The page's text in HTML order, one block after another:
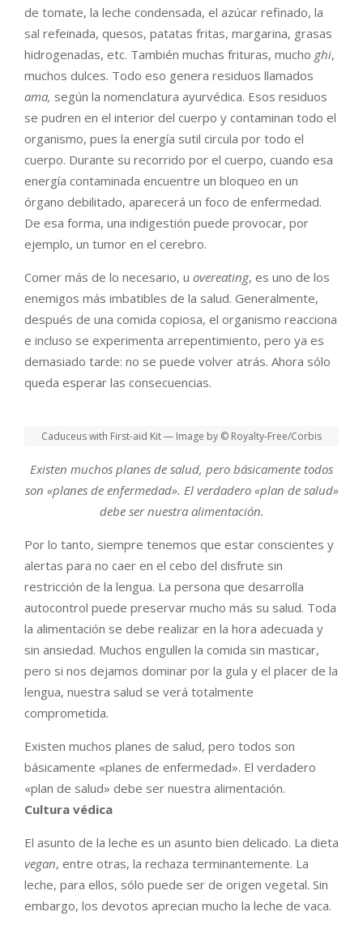
de tomate, la leche condensada, el azúcar refinado, la
sal refeinada, quesos, patatas fritas, margarina, grasas
hidrogenadas, etc. También muchas frituras, mucho ghi,
muchos dulces. Todo eso genera residuos llamados
ama, según la nomenclatura ayurvédica. Esos residuos
se pudren en el interior del cuerpo y contaminan todo el
organismo, pues la energía sutil circula por todo el
cuerpo. Durante su recorrido por el cuerpo, cuando esa
energía contaminada encuentre un bloqueo en un
órgano debilitado, aparecerá un foco de enfermedad.
De esa forma, una indigestión puede provocar, por
ejemplo, un tumor en el cerebro.
Comer más de lo necesario, u overeating, es uno de los
enemigos más imbatibles de la salud. Generalmente,
después de una comida copiosa, el organismo reacciona
e incluso se experimenta arrepentimiento, pero ya es
demasiado tarde: no se puede volver atrás. Ahora sólo
queda esperar las consecuencias.
Caduceus with First-aid Kit — Image by © Royalty-Free/Corbis
Existen muchos planes de salud, pero básicamente todos
son «planes de enfermedad». El verdadero «plan de salud»
debe ser nuestra alimentación.
Por lo tanto, siempre tenemos que estar conscientes y
alertas para no caer en el cebo del disfrute sin
restricción de la lengua. La persona que desarrolla
autocontrol puede preservar mucho más su salud. Toda
la alimentación se debe realizar en la hora adecuada y
sin ansiedad. Muchos engullen la comida sin masticar,
pero si nos dejamos dominar por la gula y el placer de la
lengua, nuestra salud se verá totalmente
comprometida.
Existen muchos planes de salud, pero todos son
básicamente «planes de enfermedad». El verdadero
«plan de salud» debe ser nuestra alimentación.
Cultura védica
El asunto de la leche es un asunto bien delicado. La dieta
vegan, entre otras, la rechaza terminantemente. La
leche, para ellos, sólo puede ser de origen vegetal. Sin
embargo, los devotos aprecian mucho la leche de vaca.